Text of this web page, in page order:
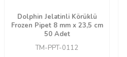
Dolphin Jelatinli Körüklü
Frozen Pipet 8 mm x 23,5 cm
50 Adet
TM-PPT-0112